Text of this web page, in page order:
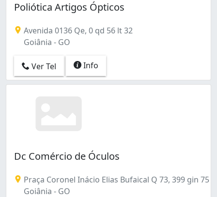
Poliótica Artigos Ópticos
Avenida 0136 Qe, 0 qd 56 lt 32
Goiânia - GO
Ver Tel Info
Dc Comércio de Óculos
Praça Coronel Inácio Elias Bufaical Q 73, 399 gin 75
Goiânia - GO